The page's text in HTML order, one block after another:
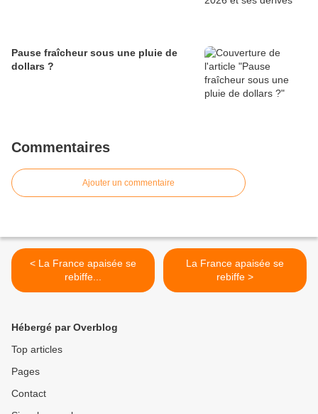
Pause fraîcheur sous une pluie de
dollars ?
Commentaires
Ajouter un commentaire
< La France apaisée se
rebiffe...
La France apaisée se
rebiffe >
Hébergé par Overblog
Top articles
Pages
Contact